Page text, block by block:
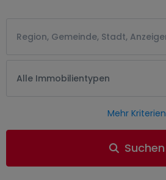
Alle Immobilientypen
Mehr Kriterien
Suchen